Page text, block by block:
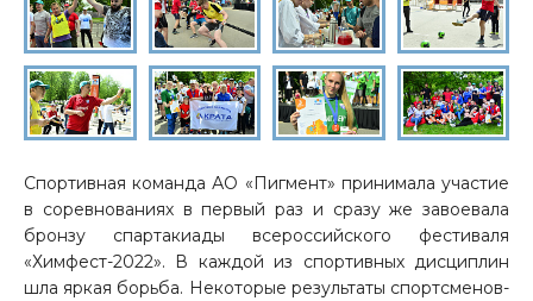
Спортивная команда АО «Пигмент» принимала участие
в соревнованиях в первый раз и сразу же завоевала
бронзу спартакиады всероссийского фестиваля
«Химфест-2022». В каждой из спортивных дисциплин
шла яркая борьба. Некоторые результаты спортсменов-